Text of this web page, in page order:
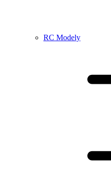
RC Modely